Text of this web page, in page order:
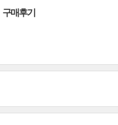
구매후기